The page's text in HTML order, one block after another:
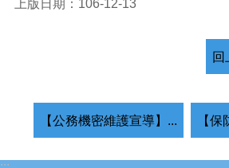
上版日期：106-12-13
回
【公務機密維護宣導】... 【